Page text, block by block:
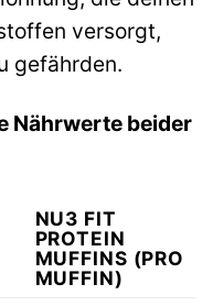
versorgt,
gefährden.
Nährwerte beider
NU3 FIT
PROTEIN
MUFFINS (PRO
MUFFIN)